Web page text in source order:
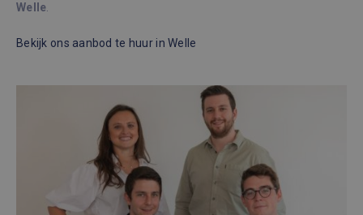
Welle
Bekijk ons aanbod te huurin Welle